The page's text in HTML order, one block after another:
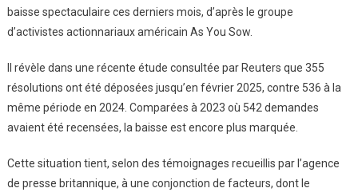
baisse spectaculaire ces derniers mois, d’après le groupe
d’activistes actionnariaux américain As You Sow.
Il révèle dans une récente étude consultée par Reuters que 355
résolutions ont été déposées jusqu’en février 2025, contre 536 à la
même période en 2024. Comparées à 2023 où 542 demandes
avaient été recensées, la baisse est encore plus marquée.
Cette situation tient, selon des témoignages recueillis par l’agence
de presse britannique, à une conjonction de facteurs, dont le